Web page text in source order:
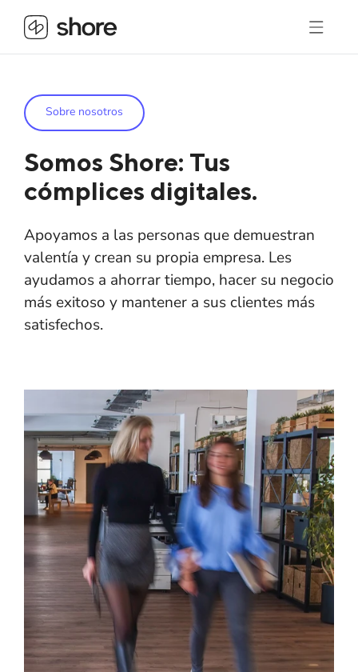
Sobre nosotros
Somos Shore: Tus
cómplices digitales.
Apoyamos a las personas que demuestran
valentía y crean su propia empresa. Les
ayudamos a ahorrar tiempo, hacer su negocio
más exitoso y mantener a sus clientes más
satisfechos.